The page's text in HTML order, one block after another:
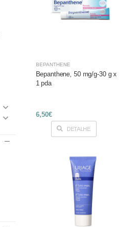
BEPANTHENE
Bepanthene, 50 mg/g-30 g x
1 pda
6,50€
DETALHE